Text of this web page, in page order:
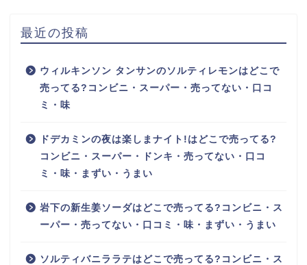
最近の投稿
ウィルキンソン タンサンのソルティレモンはどこで
売ってる?コンビニ・スーパー・売ってない・口コ
ミ・味
ドデカミンの夜は楽しまナイト!はどこで売ってる?
コンビニ・スーパー・ドンキ・売ってない・口コ
ミ・味・まずい・うまい
岩下の新生姜ソーダはどこで売ってる?コンビニ・ス
ーパー・売ってない・口コミ・味・まずい・うまい
ソルティバニララテはどこで売ってる?コンビニ・ス